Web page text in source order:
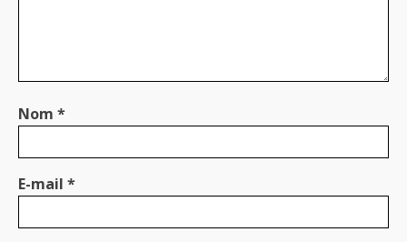
Nom *
E-mail *